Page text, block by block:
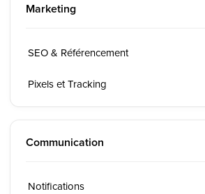
Marketing
SEO & Référencement
Pixels et Tracking
Communication
Notifications